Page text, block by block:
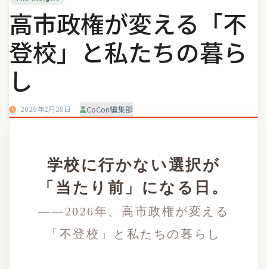
高市政権が変える「不
登校」と私たちの暮ら
し
2026年2月28日 CoCon編集部
学校に行かない選択が
「当たり前」になる日。
——2026年、高市政権が変える
「不登校」と私たちの暮らし